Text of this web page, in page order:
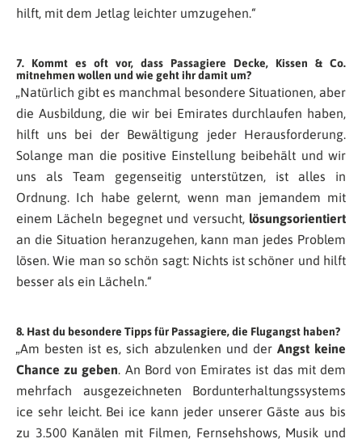
hilft, mit dem Jetlag leichter umzugehen.“
7. Kommt es oft vor, dass Passagiere Decke, Kissen & Co.
mitnehmen wollen und wie geht ihr damit um?
„Natürlich gibt es manchmal besondere Situationen, aber
die Ausbildung, die wir bei Emirates durchlaufen haben,
hilft uns bei der Bewältigung jeder Herausforderung.
Solange man die positive Einstellung beibehält und wir
uns als Team gegenseitig unterstützen, ist alles in
Ordnung. Ich habe gelernt, wenn man jemandem mit
einem Lächeln begegnet und versucht, lösungsorientiert
an die Situation heranzugehen, kann man jedes Problem
lösen. Wie man so schön sagt: Nichts ist schöner und hilft
besser als ein Lächeln.“
8. Hast du besondere Tipps für Passagiere, die Flugangst haben?
„Am besten ist es, sich abzulenken und der Angst keine
Chance zu geben. An Bord von Emirates ist das mit dem
mehrfach ausgezeichneten Bordunterhaltungssystems
ice sehr leicht. Bei ice kann jeder unserer Gäste aus bis
zu 3.500 Kanälen mit Filmen, Fernsehshows, Musik und